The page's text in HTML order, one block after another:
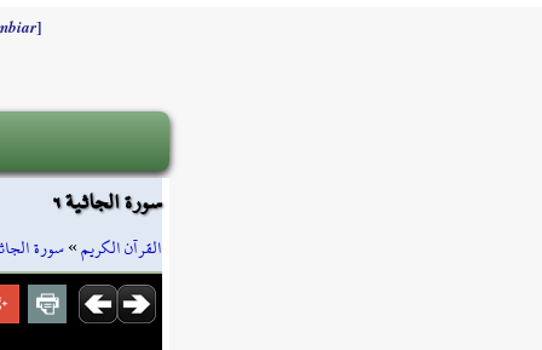
]
سورة الجاثية ٦
القرآن الكريم»سورة